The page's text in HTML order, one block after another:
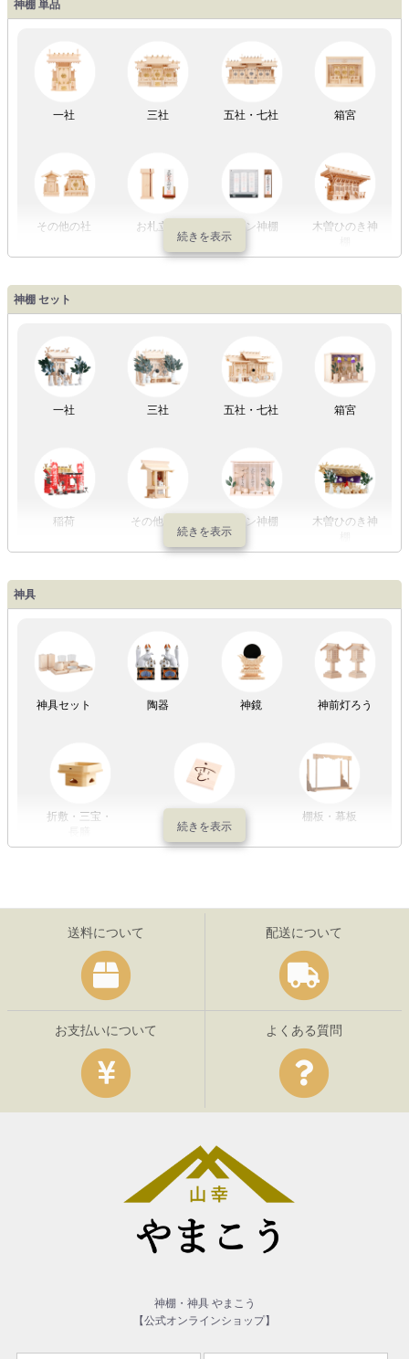
LED灯 七色LED灯 和紙・絹製 木・竹製
初盆セット 贈るセット 盆提灯単品 一対セット
盆提灯一万円
以内
～2万円
～3万円
以上
神棚 単品
一社 三社 五社・七社 箱宮
その他の社 お札立て モダン神棚
木曽ひのき神
神棚 セット
一社 三社 五社・七社 箱宮
稲荷 その他の社 モダン神棚
木曽ひのき神
神具
神具セット 陶器 神鏡 神前灯ろう
折敷・三宝・
棚板・幕板
送料について 配送について
お支払いについて よくある質問
神棚・神具 やまこう
【公式オンラインショップ】